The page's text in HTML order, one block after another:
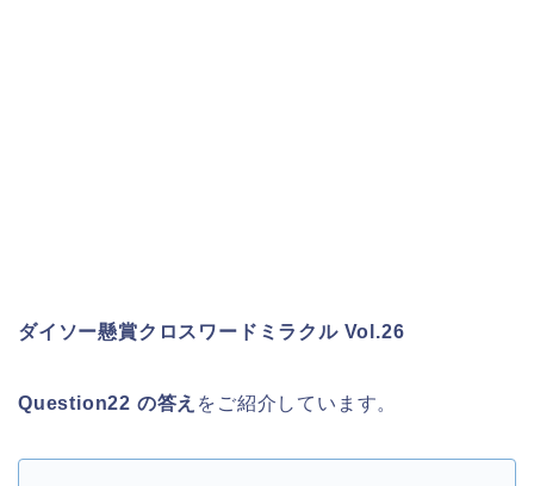
ダイソー懸賞クロスワードミラクル Vol.26
Question22 の答え をご紹介しています。